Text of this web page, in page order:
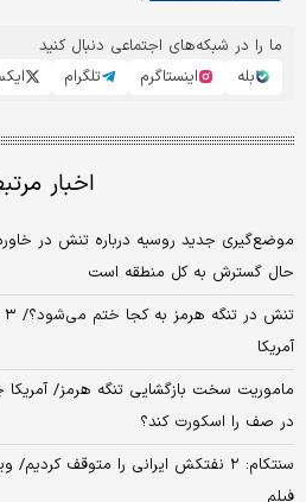
ما را در شبکه‌های اجتماعی دنبال کنید
بله
اینستاگرم تلگرام
اخبار
موضع‌گیری جدید روسیه درباره تنش در
حال گسترش به کل منطقه است
آمریکا
ماموریت سخت بازگشایی تنگه هرمز/
در صف را اسکورت کند؟
سنتکام: ۲ نفتکش ایرانی را متوقف
فیلم